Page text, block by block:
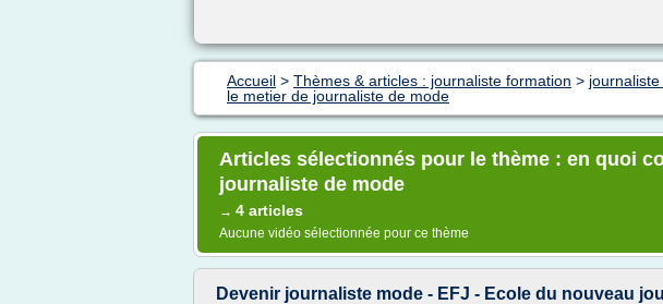
Accueil > Thèmes & articles : journaliste formation >
le metier de journaliste de mode
Articles sélectionnés pour le thème : en quoi
journaliste de mode
→ 4 articles
Aucune vidéo sélectionnée pour ce thème
Devenir journaliste mode - EFJ - Ecole du nouveau